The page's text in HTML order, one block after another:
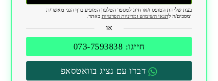
בעת שליחת הטופס ו/או חיוג למספר הטלפון המופיע בדף הנני מאשר/ת
ומסכים/ה לתנאי השימוש ומדיניות הפרטיות באתר.
או
חייגו: 073-7593838
דברו עם נציג בוואטסאפ